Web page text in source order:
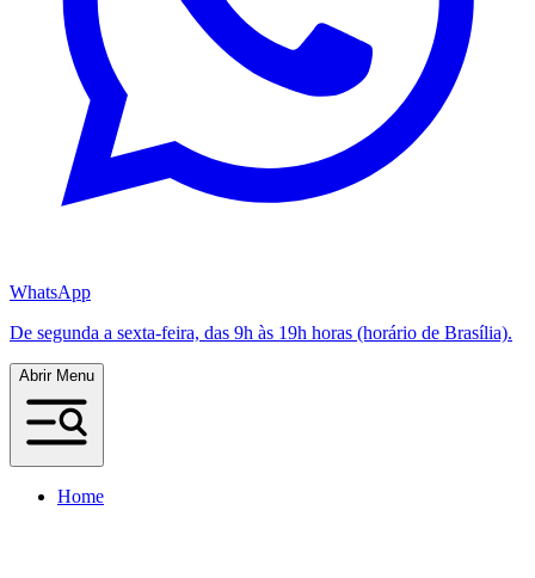
WhatsApp
De segunda a sexta-feira, das 9h às 19h horas (horário de Brasília).
Abrir Menu
Home